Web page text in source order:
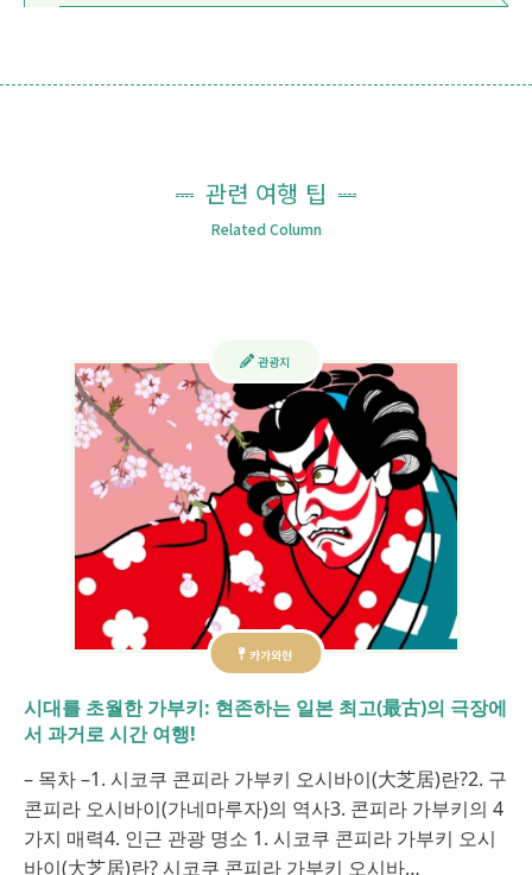
관련 여행 팁
Related Column
카가와현
관광지
시대를 초월한 가부키: 현존하는 일본 최고(最古)의 극장에
서 과거로 시간 여행!
– 목차 –1. 시코쿠 콘피라 가부키 오시바이(大芝居)란?2. 구
콘피라 오시바이(가네마루자)의 역사3. 콘피라 가부키의 4
가지 매력4. 인근 관광 명소 1. 시코쿠 콘피라 가부키 오시
바이(大芝居)란? 시코쿠 콘피라 가부키 오시바…